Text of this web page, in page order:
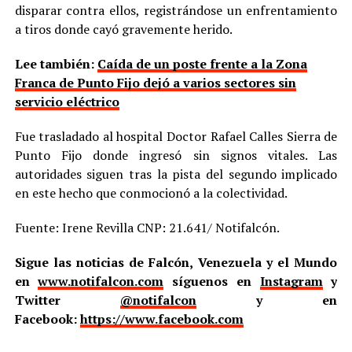
disparar contra ellos, registrándose un enfrentamiento
a tiros donde cayó gravemente herido.
Lee también: Caída de un poste frente a la Zona
Franca de Punto Fijo dejó a varios sectores sin
servicio eléctrico
Fue trasladado al hospital Doctor Rafael Calles Sierra de
Punto Fijo donde ingresó sin signos vitales. Las
autoridades siguen tras la pista del segundo implicado
en este hecho que conmocionó a la colectividad.
Fuente: Irene Revilla CNP: 21.641/ Notifalcón.
Sigue las noticias de Falcón, Venezuela y el Mundo
enwww.notifalcon.com síguenos en Instagramy
Twitter @notifalcony en
Facebook:https://www.facebook.com